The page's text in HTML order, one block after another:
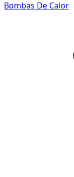
Bombas De Calor